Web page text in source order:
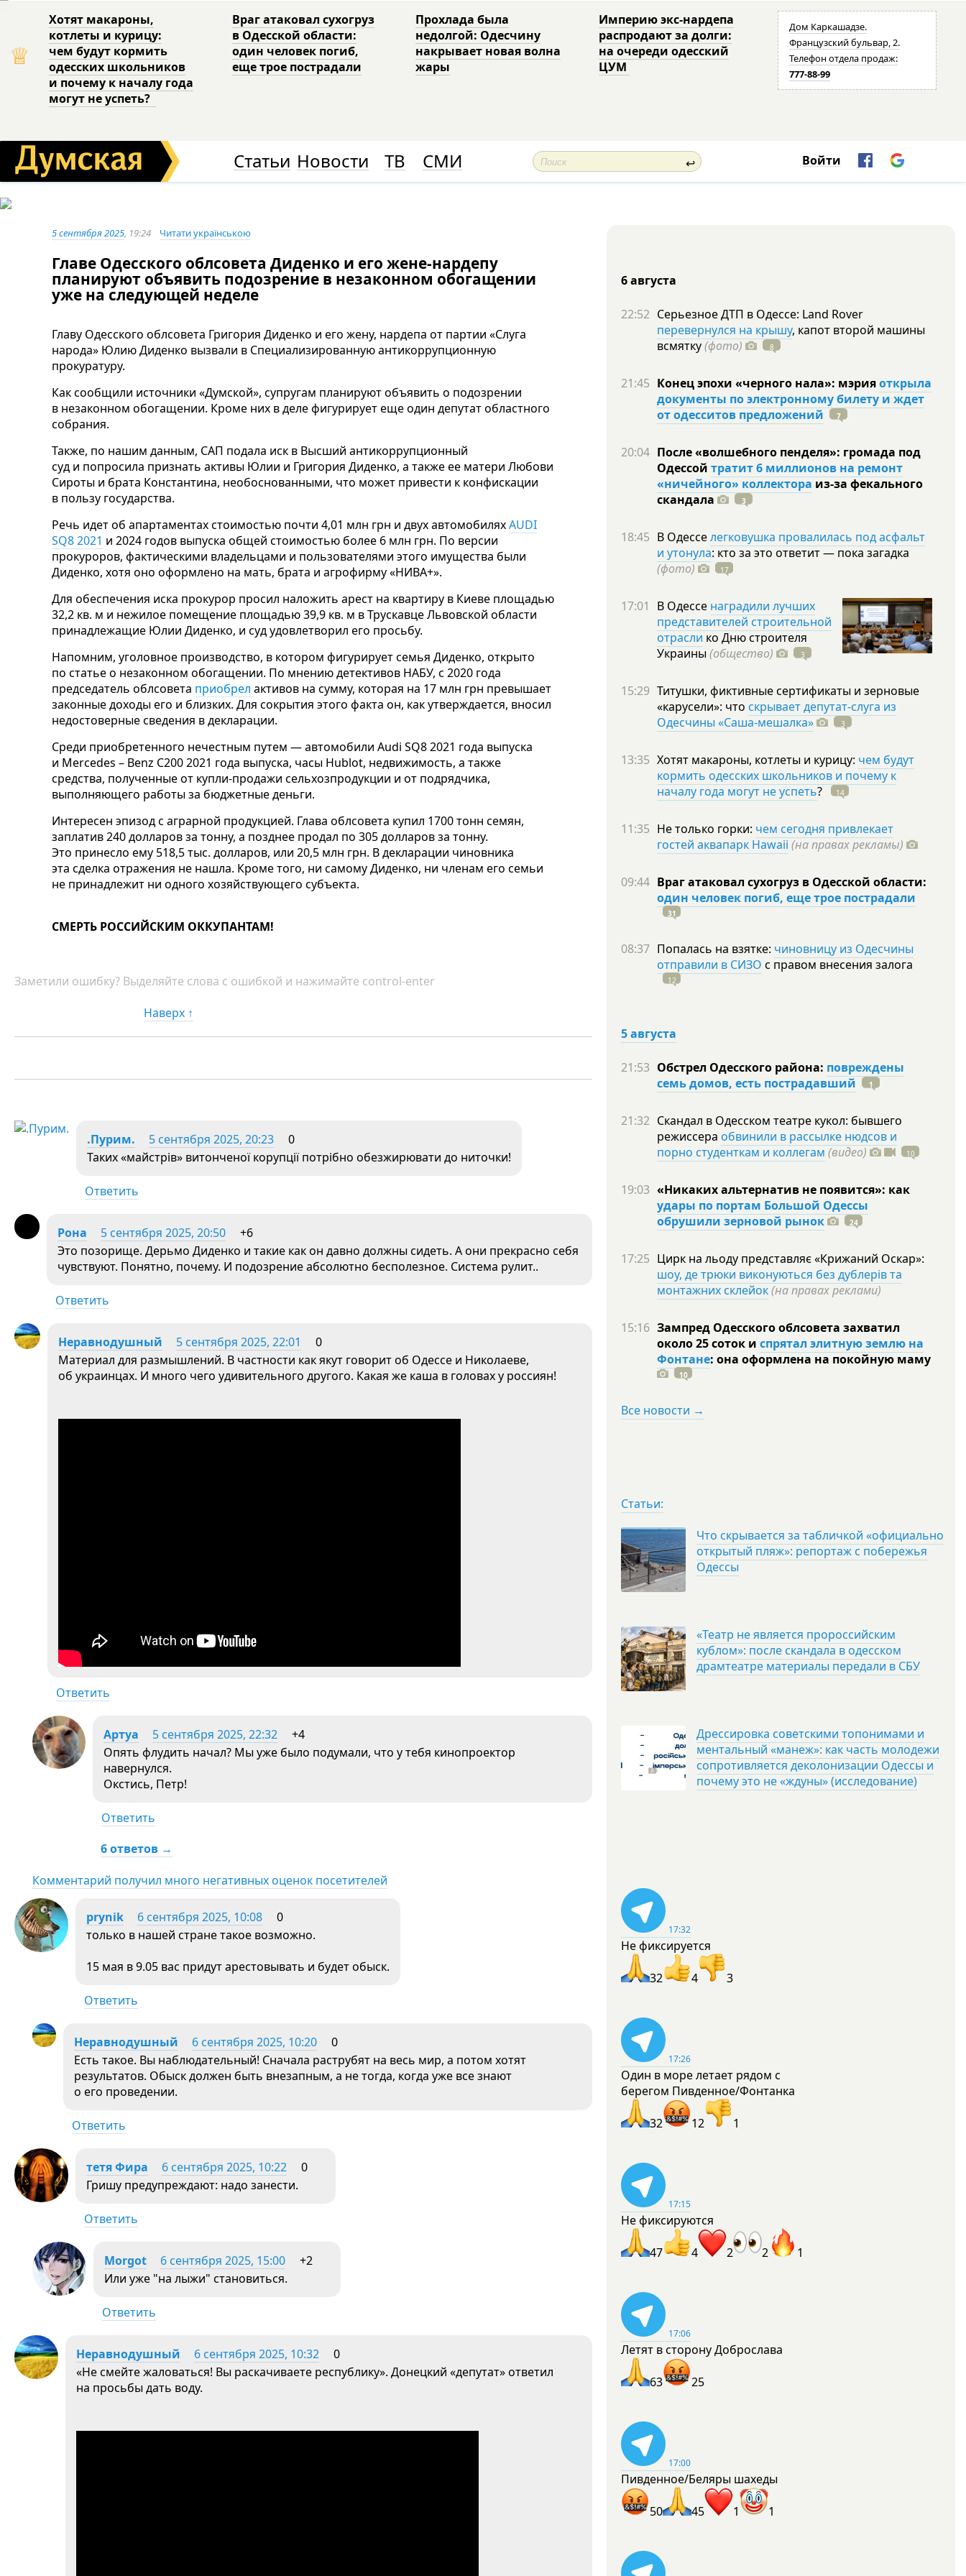
♕
Хотят макароны,
котлеты и курицу:
чем будут кормить
одесских школьников
и почему к началу года
могут не успеть?
Враг атаковал сухогруз
в Одесской области:
один человек погиб,
еще трое пострадали
Прохлада была
недолгой: Одесчину
накрывает новая волна
жары
Империю экс-нардепа
распродают за долги:
на очереди одесский
ЦУМ
Дом Каркашадзе.
Французский бульвар, 2.
Телефон отдела продаж:
777-88-99
Статьи Новости ТВ СМИ ↩ Войти
5 сентября 2025, 19:24 Читати українською
Главе Одесского облсовета Диденко и его жене-нардепу
планируют объявить подозрение в незаконном обогащении
уже на следующей неделе
Главу Одесского облсовета Григория Диденко и его жену, нардепа от партии «Слуга
народа» Юлию Диденко вызвали в Специализированную антикоррупционную
прокуратуру.
Как сообщили источники «Думской», супругам планируют объявить о подозрении
в незаконном обогащении. Кроме них в деле фигурирует еще один депутат областного
собрания.
Также, по нашим данным, САП подала иск в Высший антикоррупционный
суд и попросила признать активы Юлии и Григория Диденко, а также ее матери Любови
Сироты и брата Константина, необоснованными, что может привести к конфискации
в пользу государства.
Речь идет об апартаментах стоимостью почти 4,01 млн грн и двух автомобиляхАUDI
SQ8 2021 и 2024 годов выпуска общей стоимостью более 6 млн грн. По версии
прокуроров, фактическими владельцами и пользователями этого имущества были
Диденко, хотя оно оформлено на мать, брата и агрофирму «НИВА+».
Для обеспечения иска прокурор просил наложить арест на квартиру в Киеве площадью
32,2 кв. м и нежилое помещение площадью 39,9 кв. м в Трускавце Львовской области
принадлежащие Юлии Диденко, и суд удовлетворил его просьбу.
Напомним, уголовное производство, в котором фигурирует семья Диденко, открыто
по статье о незаконном обогащении. По мнению детективов НАБУ, с 2020 года
председатель облсовета приобрел активов на сумму, которая на 17 млн грн превышает
законные доходы его и близких. Для сокрытия этого факта он, как утверждается, вносил
недостоверные сведения в декларации.
Среди приобретенного нечестным путем — автомобили Audi SQ8 2021 года выпуска
и Mercedes – Benz C200 2021 года выпуска, часы Hublot, недвижимость, а также
средства, полученные от купли-продажи сельхозпродукции и от подрядчика,
выполняющего работы за бюджетные деньги.
Интересен эпизод с аграрной продукцией. Глава облсовета купил 1700 тонн семян,
заплатив 240 долларов за тонну, а позднее продал по 305 долларов за тонну.
Это принесло ему 518,5 тыс. долларов, или 20,5 млн грн. В декларации чиновника
эта сделка отражения не нашла. Кроме того, ни самому Диденко, ни членам его семьи
не принадлежит ни одного хозяйствующего субъекта.
СМЕРТЬ РОССИЙСКИМ ОККУПАНТАМ!
Заметили ошибку? Выделяйте слова с ошибкой и нажимайте control-enter
Наверх ↑
.Пурим. 5 сентября 2025, 20:23
0
Таких «майстрів» витонченої корупції потрібно обезжирювати до ниточки!
Ответить
Рона 5 сентября 2025, 20:50
+6
Это позорище. Дерьмо Диденко и такие как он давно должны сидеть. А они прекрасно себя
чувствуют. Понятно, почему. И подозрение абсолютно бесполезное. Система рулит..
Ответить
Неравнодушный 5 сентября 2025, 22:01
0
Материал для размышлений. В частности как якут говорит об Одессе и Николаеве,
об украинцах. И много чего удивительного другого. Какая же каша в головах у россиян!
Ответить
Aртуа 5 сентября 2025, 22:32
+4
Опять флудить начал? Мы уже было подумали, что у тебя кинопроектор
навернулся.
Окстись, Петр!
Ответить
6 ответов →
Комментарий получил много негативных оценок посетителей
prynik 6 сентября 2025, 10:08
0
только в нашей стране такое возможно.
15 мая в 9.05 вас придут арестовывать и будет обыск.
Ответить
Неравнодушный 6 сентября 2025, 10:20
0
Есть такое. Вы наблюдательный! Сначала раструбят на весь мир, а потом хотят
результатов. Обыск должен быть внезапным, а не тогда, когда уже все знают
о его проведении.
Ответить
тетя Фира 6 сентября 2025, 10:22
0
Гришу предупреждают: надо занести.
Ответить
Morgot 6 сентября 2025, 15:00
+2
Или уже "на лыжи" становиться.
Ответить
Неравнодушный 6 сентября 2025, 10:32
0
«Не смейте жаловаться! Вы раскачиваете республику». Донецкий «депутат» ответил
на просьбы дать воду.
6 августа
22:52 Серьезное ДТП в Одессе: Land Rover
перевернулся на крышу, капот второй машины
всмятку(фото) 8
21:45 Конец эпохи «черного нала»: мэрияоткрыла
документы по электронному билету и ждет
от одесситов предложений
7
20:04 После «волшебного пенделя»: громада под
Одессой тратит 6 миллионов на ремонт
«ничейного» коллектора из-за фекального
скандала
3
18:45 В Одесселегковушка провалилась под асфальт
и утонула: кто за это ответит — пока загадка
(фото)
17
17:01 В Одессе наградили лучших
представителей строительной
отрасли ко Дню строителя
Украины (общество) 3
15:29 Титушки, фиктивные сертификаты и зерновые
«карусели»: что скрывает депутат-слуга из
Одесчины «Саша-мешалка»
3
13:35 Хотят макароны, котлеты и курицу: чем будут
кормить одесских школьников и почему к
началу года могут не успеть? 14
11:35 Не только горки: чем сегодня привлекает
гостей аквапарк Hawaii (на правах рекламы)
09:44 Враг атаковал сухогруз в Одесской области:
один человек погиб, еще трое пострадали
31
08:37 Попалась на взятке: чиновницу из Одесчины
отправили в СИЗО с правом внесения залога
12
5 августа
21:53 Обстрел Одесского района: повреждены
семь домов, есть пострадавший
1
21:32 Скандал в Одесском театре кукол: бывшего
режиссера обвинили в рассылке нюдсов и
порно студенткам и коллегам (видео) 10
19:03 «Никаких альтернатив не появится»: как
удары по портам Большой Одессы
обрушили зерновой рынок
24
17:25 Цирк на льоду представляє «Крижаний Оскар»:
шоу, де трюки виконуються без дублерів та
монтажних склейок(на правах реклами)
15:16 Зампред Одесского облсовета захватил
около 25 соток и спрятал элитную землю на
Фонтане: она оформлена на покойную маму
10
Все новости →
Статьи:
Что скрывается за табличкой «официально
открытый пляж»: репортаж с побережья
Одессы
«Театр не является пророссийским
кублом»: после скандала в одесском
драмтеатре материалы передали в СБУ
Дрессировка советскими топонимами и
ментальный «манеж»: как часть молодежи
сопротивляется деколонизации Одессы и
почему это не «ждуны» (исследование)
17:32
Не фиксируется
32 4 3
17:26
Один в море летает рядом с
берегом Пивденное/Фонтанка
32 12 1
17:15
Не фиксируются
47 4 2 2 1
17:06
Летят в сторону Доброслава
63 25
17:00
Пивденное/Беляры шахеды
50 45 1 1